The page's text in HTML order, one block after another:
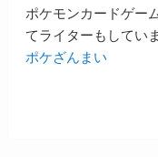
ポケモンカードゲー
てライターもしてい
ポケざんまい